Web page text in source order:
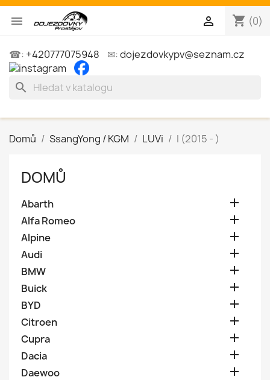
 shopping_cart (0)

☎: +420777075948 ✉:dojezdovkypv@seznam.cz
search
Domů SsangYong / KGM LUVi I (2015 - )
DOMŮ
Abarth 
Alfa Romeo 
Alpine 
Audi 
BMW 
Buick 
BYD 
Citroen 
Cupra 
Dacia 
Daewoo 